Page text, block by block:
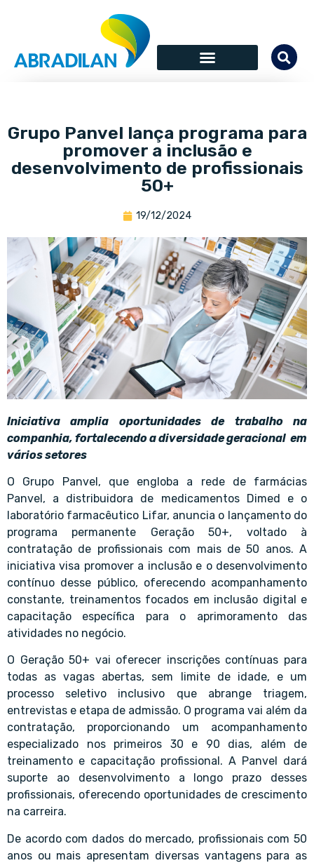
Grupo Panvel lança programa para
promover a inclusão e
desenvolvimento de profissionais
50+
19/12/2024
Iniciativa amplia oportunidades de trabalho na
companhia, fortalecendo a diversidade geracional em
vários setores
O Grupo Panvel, que engloba a rede de farmácias
Panvel, a distribuidora de medicamentos Dimed e o
laboratório farmacêutico Lifar, anuncia o lançamento do
programa permanente Geração 50+, voltado à
contratação de profissionais com mais de 50 anos. A
iniciativa visa promover a inclusão e o desenvolvimento
contínuo desse público, oferecendo acompanhamento
constante, treinamentos focados em inclusão digital e
capacitação específica para o aprimoramento das
atividades no negócio.
O Geração 50+ vai oferecer inscrições contínuas para
todas as vagas abertas, sem limite de idade, e um
processo seletivo inclusivo que abrange triagem,
entrevistas e etapa de admissão. O programa vai além da
contratação, proporcionando um acompanhamento
especializado nos primeiros 30 e 90 dias, além de
treinamento e capacitação profissional. A Panvel dará
suporte ao desenvolvimento a longo prazo desses
profissionais, oferecendo oportunidades de crescimento
na carreira.
De acordo com dados do mercado, profissionais com 50
anos ou mais apresentam diversas vantagens para as